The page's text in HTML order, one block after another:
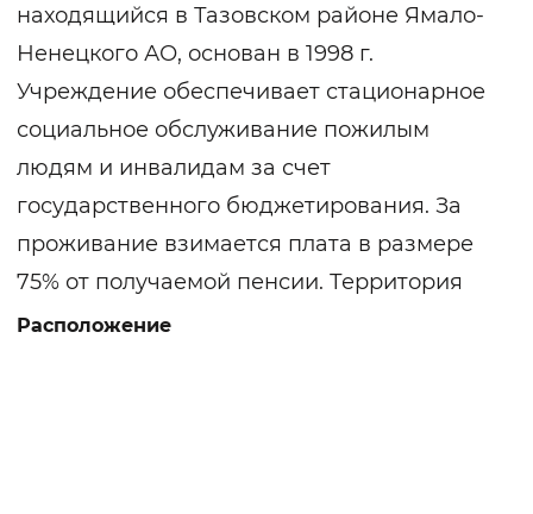
находящийся в Тазовском районе Ямало-
Ненецкого АО, основан в 1998 г.
Учреждение обеспечивает стационарное
социальное обслуживание пожилым
людям и инвалидам за счет
государственного бюджетирования. За
проживание взимается плата в размере
75% от получаемой пенсии. Территория
огорожена по периметру, зоны для пеших
Расположение